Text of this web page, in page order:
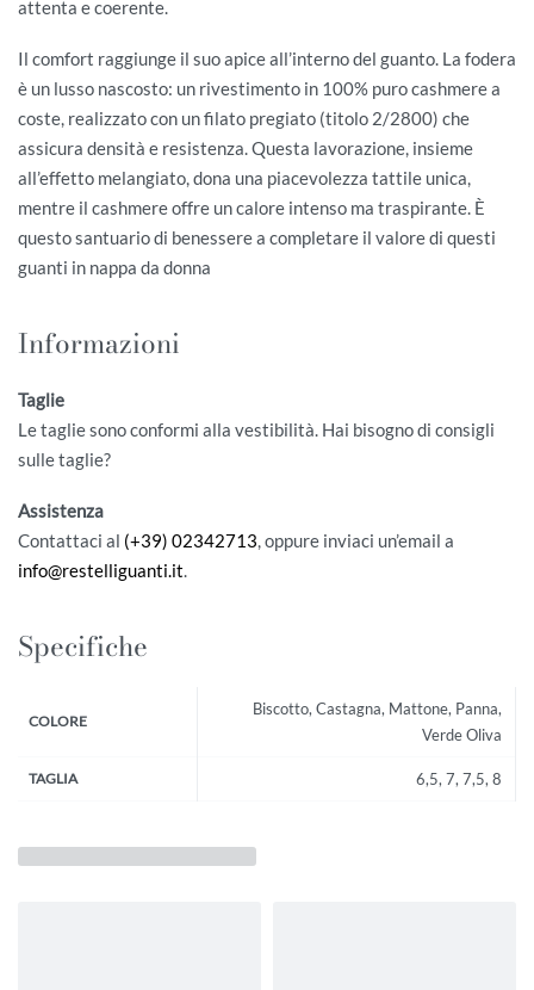
attenta e coerente.
Il comfort raggiunge il suo apice all’interno del guanto. La fodera
è un lusso nascosto: un rivestimento in 100% puro cashmere a
coste, realizzato con un filato pregiato (titolo 2/2800) che
assicura densità e resistenza. Questa lavorazione, insieme
all’effetto melangiato, dona una piacevolezza tattile unica,
mentre il cashmere offre un calore intenso ma traspirante. È
questo santuario di benessere a completare il valore di questi
guanti in nappa da donna
Informazioni
Taglie
Le taglie sono conformi alla vestibilità. Hai bisogno di consigli
sulle taglie?
Assistenza
Contattaci al (+39) 02342713, oppure inviaci un’email a
info@restelliguanti.it.
Specifiche
COLORE
Biscotto, Castagna, Mattone, Panna,
Verde Oliva
TAGLIA 6,5, 7, 7,5, 8